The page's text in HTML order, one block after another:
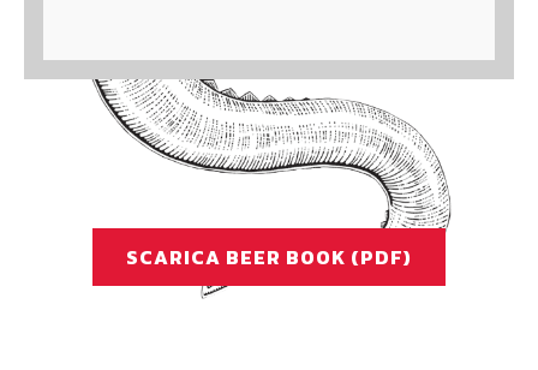
SCARICA BEER BOOK (PDF)